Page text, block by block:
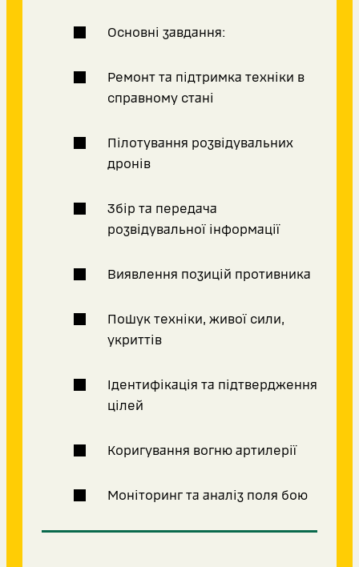
Основні завдання:
Ремонт та підтримка техніки в
справному стані
Пілотування розвідувальних
дронів
Збір та передача
розвідувальної інформації
Виявлення позицій противника
Пошук техніки, живої сили,
укриттів
Ідентифікація та підтвердження
цілей
Коригування вогню артилерії
Моніторинг та аналіз поля бою